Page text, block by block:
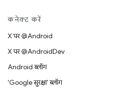
कनेक्ट करें
X पर @Android
X पर @AndroidDev
Android ब्लॉग
'Google सुरक्षा' ब्लॉग